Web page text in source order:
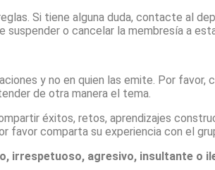
Si tiene alguna duda, contacte al
o cancelar la membresía a
y no en quien las emite. Por
de otra manera el tema.
éxitos, retos, aprendizajes
favor comparta su experiencia con el
irrespetuoso, agresivo, insultante o